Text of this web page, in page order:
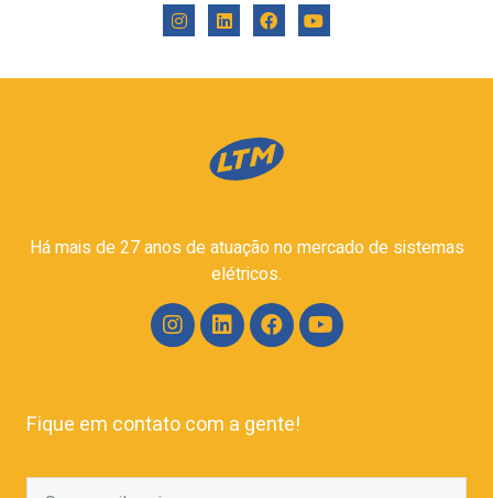
Há mais de 27 anos de atuação no mercado de sistemas
elétricos.
Fique em contato com a gente!